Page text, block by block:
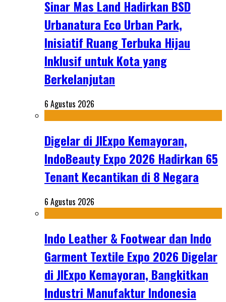
Sinar Mas Land Hadirkan BSD
Urbanatura Eco Urban Park,
Inisiatif Ruang Terbuka Hijau
Inklusif untuk Kota yang
Berkelanjutan
6 Agustus 2026
Digelar di JIExpo Kemayoran,
IndoBeauty Expo 2026 Hadirkan 65
Tenant Kecantikan di 8 Negara
6 Agustus 2026
Indo Leather & Footwear dan Indo
Garment Textile Expo 2026 Digelar
di JIExpo Kemayoran, Bangkitkan
Industri Manufaktur Indonesia